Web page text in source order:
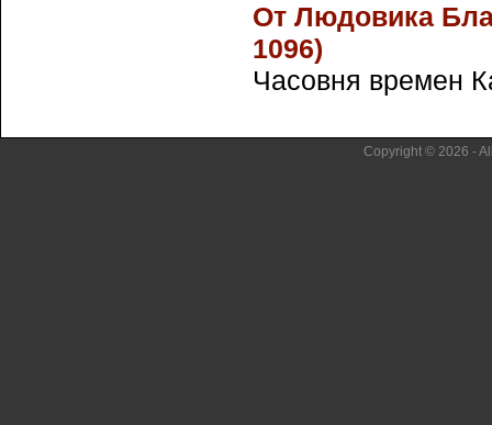
От Людовика
1096)
Часовня времен
Copyright © 2026 -